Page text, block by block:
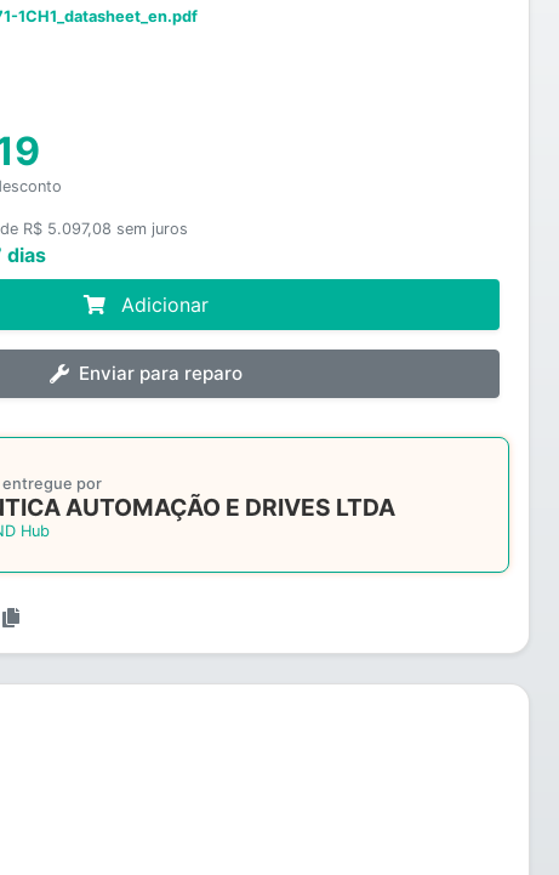
1CH1_datasheet_en.pdf
R$ 5.097,08 sem juros
dias
Adicionar
Enviar para reparo
entregue por
AUTOMAÇÃO E DRIVES LTDA
Hub